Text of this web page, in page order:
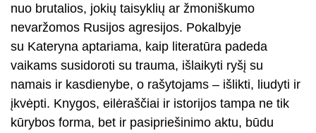
nuo brutalios, jokių taisyklių ar žmoniškumo
nevaržomos Rusijos agresijos. Pokalbyje
su Kateryna aptariama, kaip literatūra padeda
vaikams susidoroti su trauma, išlaikyti ryšį su
namais ir kasdienybe, o rašytojams – išlikti, liudyti ir
įkvėpti. Knygos, eilėraščiai ir istorijos tampa ne tik
kūrybos forma, bet ir pasipriešinimo aktu, būdu